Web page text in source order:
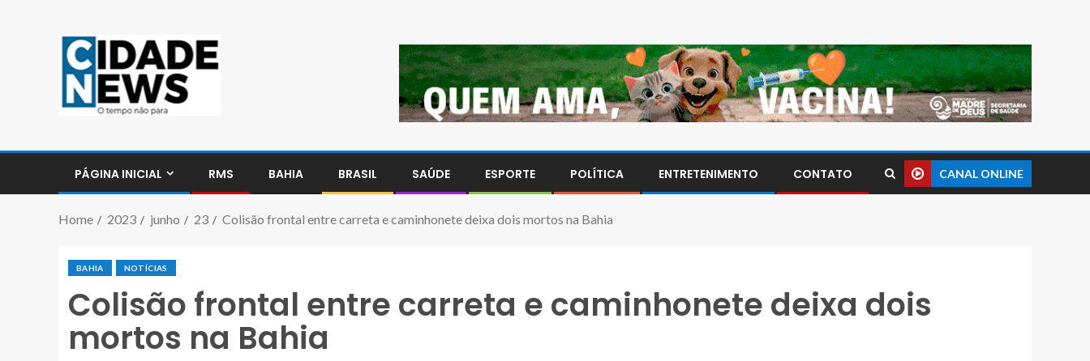
PÁGINA INICIAL RMS BAHIA BRASIL SAÚDE ESPORTE POLÍTICA ENTRETENIMENTO CONTATO CANAL ONLINE
Home 2023 junho 23 Colisão frontal entre carreta e caminhonete deixa dois mortos na Bahia
BAHIA NOTÍCIAS
Colisão frontal entre carreta e caminhonete deixa dois
mortos na Bahia